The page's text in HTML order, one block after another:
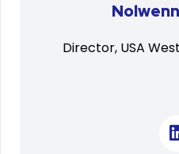
Director, USA